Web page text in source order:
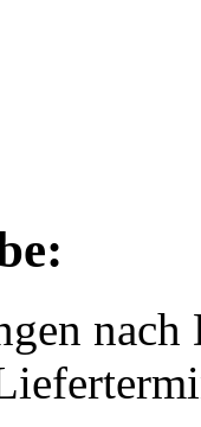
nach